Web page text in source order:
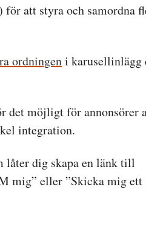
för att styra och samordna
ordningeni karusellinlägg
det möjligt för annonsörer
integration.
låter dig skapa en länk till
mig” eller ”Skicka mig ett